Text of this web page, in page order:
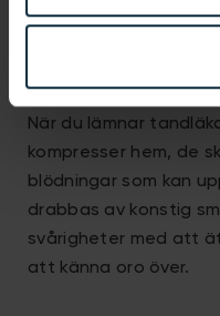
Efter att
När du lämnar
kompresser hem, de
blödningar som kan
drabbas av konstig
svårigheter med att
att känna oro över.